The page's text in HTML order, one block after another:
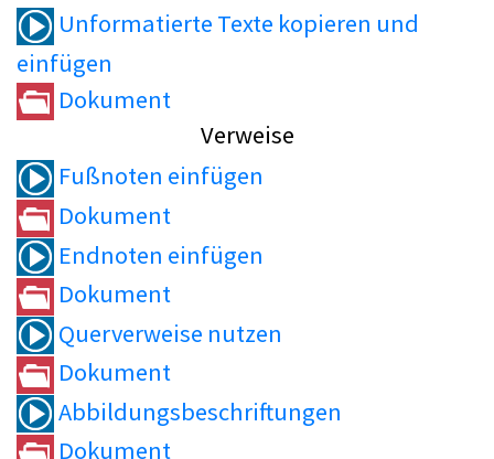
Unformatierte Texte kopieren und
einfügen
Dokument
Verweise
Fußnoten einfügen
Dokument
Endnoten einfügen
Dokument
Querverweise nutzen
Dokument
Abbildungsbeschriftungen
Dokument